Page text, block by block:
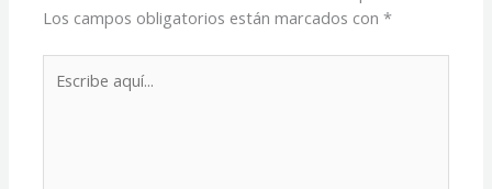
Los campos obligatorios están marcados con*
aquí...